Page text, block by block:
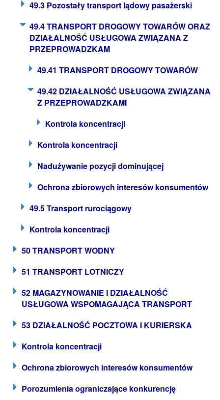
49.3 Pozostały transport lądowy pasażerski
49.4 TRANSPORT DROGOWY TOWARÓW ORAZ
DZIAŁALNOŚĆ USŁUGOWA ZWIĄZANA Z
PRZEPROWADZKAM
49.41 TRANSPORT DROGOWY TOWARÓW
49.42 DZIAŁALNOŚĆ USŁUGOWA ZWIĄZANA
Z PRZEPROWADZKAMI
Kontrola koncentracji
Kontrola koncentracji
Nadużywanie pozycji dominującej
Ochrona zbiorowych interesów konsumentów
49.5 Transport rurociągowy
Kontrola koncentracji
50 TRANSPORT WODNY
51 TRANSPORT LOTNICZY
52 MAGAZYNOWANIE I DZIAŁALNOŚĆ
USŁUGOWA WSPOMAGAJĄCA TRANSPORT
53 DZIAŁALNOŚĆ POCZTOWA I KURIERSKA
Kontrola koncentracji
Ochrona zbiorowych interesów konsumentów
Porozumienia ograniczające konkurencję